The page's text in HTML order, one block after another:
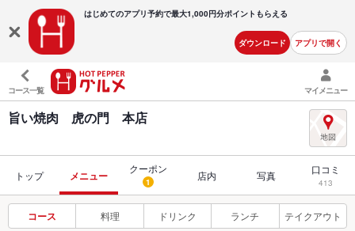
はじめてのアプリ予約で最大1,000円分ポイントもらえる
ダウンロード アプリで開く
コース一覧 マイメニュー
旨い焼肉 虎の門 本店
トップ メニュー
クーポン
1 店内 写真 口コミ
413
コース 料理 ドリンク ランチ テイクアウト